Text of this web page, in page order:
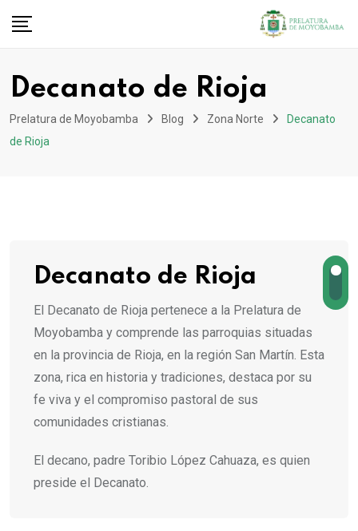
Decanato de Rioja
Prelatura de Moyobamba Blog Zona Norte
Decanato
de Rioja
Decanato de Rioja
El Decanato de Rioja pertenece a la Prelatura de
Moyobamba y comprende las parroquias situadas
en la provincia de Rioja, en la región San Martín. Esta
zona, rica en historia y tradiciones, destaca por su
fe viva y el compromiso pastoral de sus
comunidades cristianas.
El decano, padre Toribio López Cahuaza, es quien
preside el Decanato.